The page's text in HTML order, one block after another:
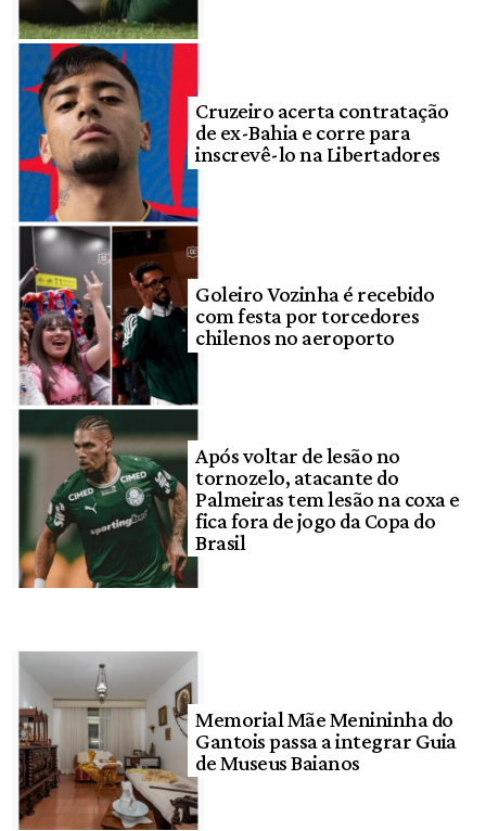
Cruzeiro acerta contratação
de ex-Bahia e corre para
inscrevê-lo na Libertadores
Goleiro Vozinha é recebido
com festa por torcedores
chilenos no aeroporto
Após voltar de lesão no
tornozelo, atacante do
Palmeiras tem lesão na coxa e
fica fora de jogo da Copa do
Brasil
Memorial Mãe Menininha do
Gantois passa a integrar Guia
de Museus Baianos